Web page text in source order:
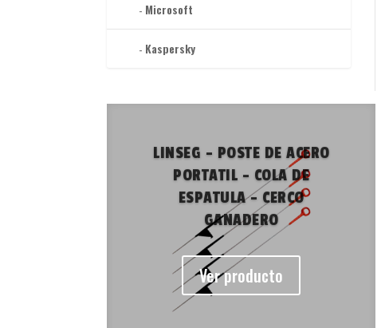
Microsoft
Kaspersky
LINSEG – POSTE DE ACERO
PORTATIL – COLA DE
ESPATULA – CERCO
GANADERO
Ver producto